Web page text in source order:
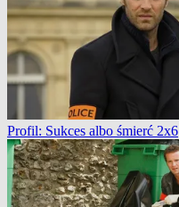
Profil: Sukces albo śmierć 2x6